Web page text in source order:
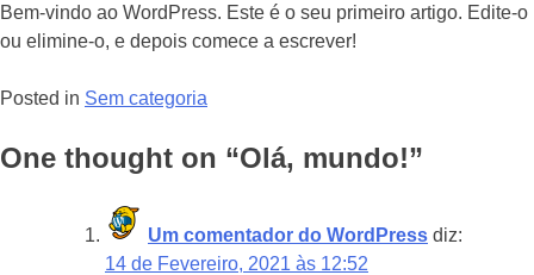
Bem-vindo ao WordPress. Este é o seu primeiro artigo. Edite-o
ou elimine-o, e depois comece a escrever!
Posted in Sem categoria
One thought on “Olá, mundo!”
Um comentador do WordPress diz:
14 de Fevereiro, 2021 às 12:52